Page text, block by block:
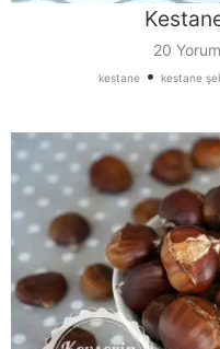
20 Yorum
kestane• kestane